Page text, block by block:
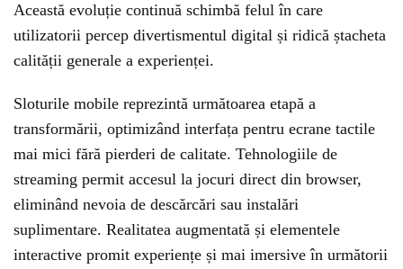
Această evoluție continuă schimbă felul în care
utilizatorii percep divertismentul digital și ridică ștacheta
calității generale a experienței.
Sloturile mobile reprezintă următoarea etapă a
transformării, optimizând interfața pentru ecrane tactile
mai mici fără pierderi de calitate. Tehnologiile de
streaming permit accesul la jocuri direct din browser,
eliminând nevoia de descărcări sau instalări
suplimentare. Realitatea augmentată și elementele
interactive promit experiențe și mai imersive în următorii